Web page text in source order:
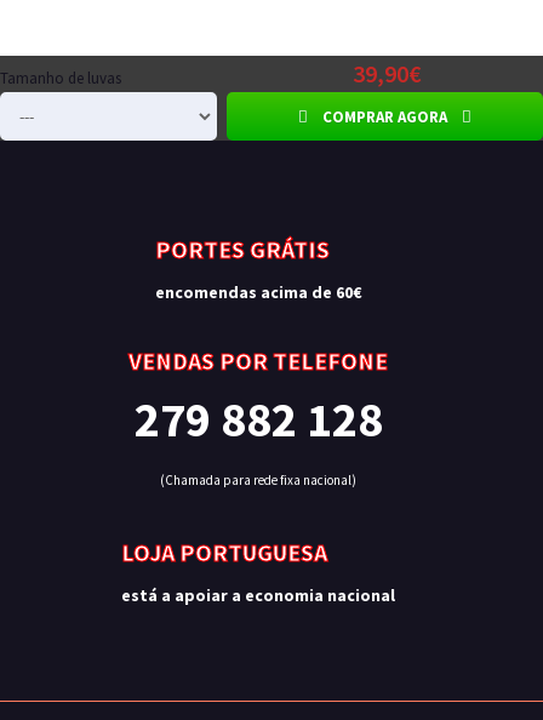
Tamanho de luvas 39,90€
COMPRAR AGORA
PORTES GRÁTIS
encomendas acima de 60€
VENDAS POR TELEFONE
279 882 128
(Chamada para rede fixa nacional)
LOJA PORTUGUESA
está a apoiar a economia nacional